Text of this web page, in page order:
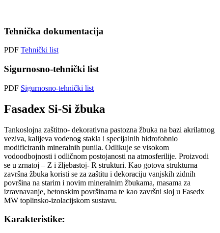
Tehnička dokumentacija
PDF Tehnički list
Sigurnosno-tehnički list
PDF Sigurnosno-tehnički list
Fasadex Si-Si žbuka
Tankoslojna zaštitno- dekorativna pastozna žbuka na bazi akrilatnog
veziva, kalijeva vodenog stakla i specijalnih hidrofobnio
modificiranih mineralnih punila. Odlikuje se visokom
vodoodbojnosti i odličnom postojanosti na atmosferilije. Proizvodi
se u zrnatoj – Z i žljebastoj- R strukturi. Kao gotova strukturna
završna žbuka koristi se za zaštitu i dekoraciju vanjskih zidnih
površina na starim i novim mineralnim žbukama, masama za
izravnavanje, betonskim površinama te kao završni sloj u Fasedx
MW toplinsko-izolacijskom sustavu.
Karakteristike: